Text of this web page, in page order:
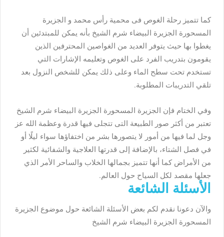
كما تتميز رحلة الغوص فى محمية رأس محمد و الجزيرة
المسحورة الجزيرة البيضاء شرم الشيخ بأنه يمكن للمبتدئين أن
يغطوا بها حيث يتوفر العديد من الغواصين المحترفين الذين
يقومون بتدريب الفرد على الغوص وتعليمه الإشارات التي
تستخدم تحت سطح الماء وعلى ذلك يمكن للشخص النزول بعد
تلقي التدريبات المطلوبة.
وفي الختام فإن الجزيرة المسحورة الجزيرة البيضاء شرم الشيخ
تعتبر من أكثر صور الطبيعة التى تتجلى فيها قدرة وعظمة الله عز
وجل لما فيها من أمور لا يتصورها بشر من اختفاؤها سواء ليلًا أو
في فصل الشتاء، بالإضافة إلى قدرتها العلاجية والشفائية لكثير
من الأمراض كما أنها تتميز بجمالها الخلاب والساحر الأمر الذي
جعلها مقصد لكل السياح حول العالم.
الأسئلة الشائعة
والآن دعونا نقدم لكم بعض الأسئلة الشائعة حول موضوع الجزيرة
المسحورة الجزيرة البيضاء شرم الشيخ